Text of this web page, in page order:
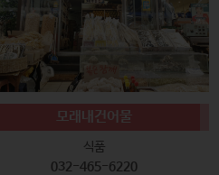
모래내건어물
식품
032-465-6220